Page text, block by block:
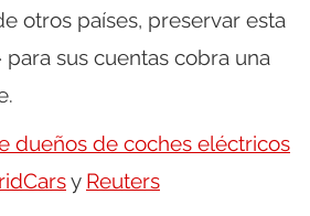
otros países, preservar esta
sus cuentas cobra una
dueños de coches eléctricos
y Reuters